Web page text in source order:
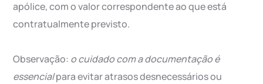
apólice, com o valor correspondente ao que está
contratualmente previsto.
Observação: o cuidado com a documentação é
essencialpara evitar atrasos desnecessários ou